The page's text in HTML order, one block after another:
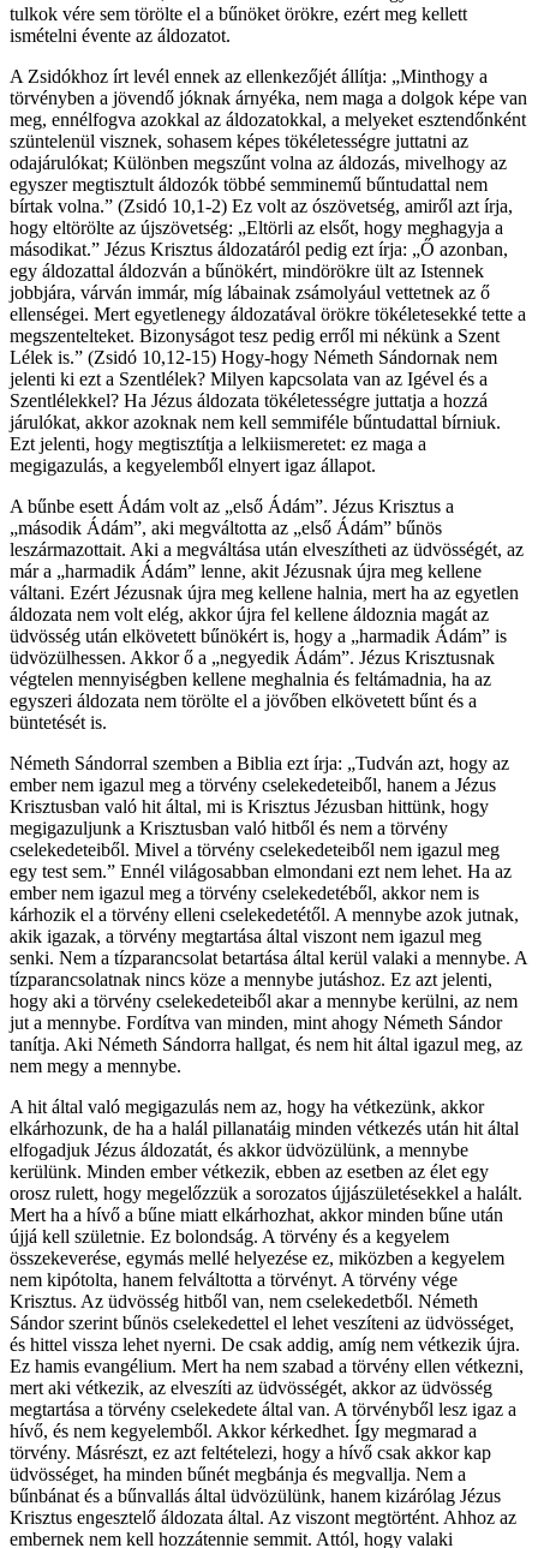
tulkok vére sem törölte el a bűnöket örökre, ezért meg kellett
ismételni évente az áldozatot.
A Zsidókhoz írt levél ennek az ellenkezőjét állítja: „Minthogy a
törvényben a jövendő jóknak árnyéka, nem maga a dolgok képe van
meg, ennélfogva azokkal az áldozatokkal, a melyeket esztendőnként
szüntelenül visznek, sohasem képes tökéletességre juttatni az
odajárulókat; Különben megszűnt volna az áldozás, mivelhogy az
egyszer megtisztult áldozók többé semminemű bűntudattal nem
bírtak volna.” (Zsidó 10,1-2) Ez volt az ószövetség, amiről azt írja,
hogy eltörölte az újszövetség: „Eltörli az elsőt, hogy meghagyja a
másodikat.” Jézus Krisztus áldozatáról pedig ezt írja: „Ő azonban,
egy áldozattal áldozván a bűnökért, mindörökre ült az Istennek
jobbjára, várván immár, míg lábainak zsámolyául vettetnek az ő
ellenségei. Mert egyetlenegy áldozatával örökre tökéletesekké tette a
megszentelteket. Bizonyságot tesz pedig erről mi nékünk a Szent
Lélek is.” (Zsidó 10,12-15) Hogy-hogy Németh Sándornak nem
jelenti ki ezt a Szentlélek? Milyen kapcsolata van az Igével és a
Szentlélekkel? Ha Jézus áldozata tökéletességre juttatja a hozzá
járulókat, akkor azoknak nem kell semmiféle bűntudattal bírniuk.
Ezt jelenti, hogy megtisztítja a lelkiismeretet: ez maga a
megigazulás, a kegyelemből elnyert igaz állapot.
A bűnbe esett Ádám volt az „első Ádám”. Jézus Krisztus a
„második Ádám”, aki megváltotta az „első Ádám” bűnös
leszármazottait. Aki a megváltása után elveszítheti az üdvösségét, az
már a „harmadik Ádám” lenne, akit Jézusnak újra meg kellene
váltani. Ezért Jézusnak újra meg kellene halnia, mert ha az egyetlen
áldozata nem volt elég, akkor újra fel kellene áldoznia magát az
üdvösség után elkövetett bűnökért is, hogy a „harmadik Ádám” is
üdvözülhessen. Akkor ő a „negyedik Ádám”. Jézus Krisztusnak
végtelen mennyiségben kellene meghalnia és feltámadnia, ha az
egyszeri áldozata nem törölte el a jövőben elkövetett bűnt és a
büntetését is.
Németh Sándorral szemben a Biblia ezt írja: „Tudván azt, hogy az
ember nem igazul meg a törvény cselekedeteiből, hanem a Jézus
Krisztusban való hit által, mi is Krisztus Jézusban hittünk, hogy
megigazuljunk a Krisztusban való hitből és nem a törvény
cselekedeteiből. Mivel a törvény cselekedeteiből nem igazul meg
egy test sem.” Ennél világosabban elmondani ezt nem lehet. Ha az
ember nem igazul meg a törvény cselekedetéből, akkor nem is
kárhozik el a törvény elleni cselekedetétől. A mennybe azok jutnak,
akik igazak, a törvény megtartása által viszont nem igazul meg
senki. Nem a tízparancsolat betartása által kerül valaki a mennybe. A
tízparancsolatnak nincs köze a mennybe jutáshoz. Ez azt jelenti,
hogy aki a törvény cselekedeteiből akar a mennybe kerülni, az nem
jut a mennybe. Fordítva van minden, mint ahogy Németh Sándor
tanítja. Aki Németh Sándorra hallgat, és nem hit által igazul meg, az
nem megy a mennybe.
A hit által való megigazulás nem az, hogy ha vétkezünk, akkor
elkárhozunk, de ha a halál pillanatáig minden vétkezés után hit által
elfogadjuk Jézus áldozatát, és akkor üdvözülünk, a mennybe
kerülünk. Minden ember vétkezik, ebben az esetben az élet egy
orosz rulett, hogy megelőzzük a sorozatos újjászületésekkel a halált.
Mert ha a hívő a bűne miatt elkárhozhat, akkor minden bűne után
újjá kell születnie. Ez bolondság. A törvény és a kegyelem
összekeverése, egymás mellé helyezése ez, miközben a kegyelem
nem kipótolta, hanem felváltotta a törvényt. A törvény vége
Krisztus. Az üdvösség hitből van, nem cselekedetből. Németh
Sándor szerint bűnös cselekedettel el lehet veszíteni az üdvösséget,
és hittel vissza lehet nyerni. De csak addig, amíg nem vétkezik újra.
Ez hamis evangélium. Mert ha nem szabad a törvény ellen vétkezni,
mert aki vétkezik, az elveszíti az üdvösségét, akkor az üdvösség
megtartása a törvény cselekedete által van. A törvényből lesz igaz a
hívő, és nem kegyelemből. Akkor kérkedhet. Így megmarad a
törvény. Másrészt, ez azt feltételezi, hogy a hívő csak akkor kap
üdvösséget, ha minden bűnét megbánja és megvallja. Nem a
bűnbánat és a bűnvallás által üdvözülünk, hanem kizárólag Jézus
Krisztus engesztelő áldozata által. Az viszont megtörtént. Ahhoz az
embernek nem kell hozzátennie semmit. Attól, hogy valaki